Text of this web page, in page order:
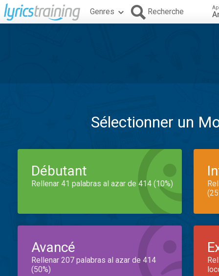
Genres Recherche
Sélectionner un
Débutant
Rellenar 41 palabras al azar de 414 (10%)
Avancé
Rellenar 207 palabras al azar de 414
(50%)